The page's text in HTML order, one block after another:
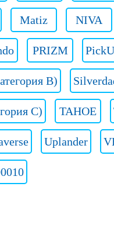
Matiz NIVA
PRIZM
B)
C) TAHOE
Uplander